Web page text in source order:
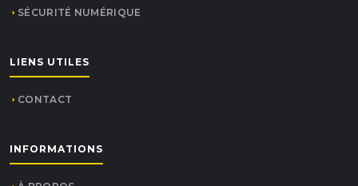
SÉCURITÉ NUMÉRIQUE
LIENS UTILES
CONTACT
INFORMATIONS